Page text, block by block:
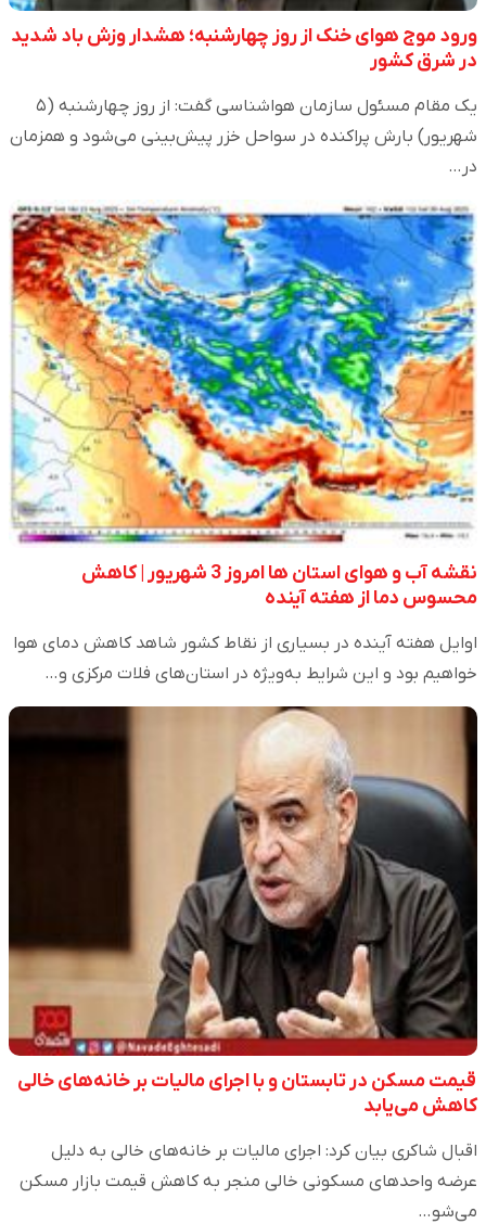
ورود موج هوای خنک از روز چهارشنبه؛ هشدار وزش باد شدید
در شرق کشور
یک مقام مسئول سازمان هواشناسی گفت: از روز چهارشنبه (۵
شهریور) بارش پراکنده در سواحل خزر پیش‌بینی می‌شود و همزمان
در…
نقشه آب و هوای استان ها امروز 3 شهریور | کاهش
محسوس دما از هفته آینده
اوایل هفته آینده در بسیاری از نقاط کشور شاهد کاهش دمای هوا
خواهیم بود و این شرایط به‌ویژه در استان‌های فلات مرکزی و…
قیمت مسکن در تابستان و با اجرای مالیات بر خانه‌های خالی
کاهش می‌یابد
اقبال شاکری بیان کرد: اجرای مالیات بر خانه‌های خالی به دلیل
عرضه واحدهای مسکونی خالی منجر به کاهش قیمت بازار مسکن
می‌شو…